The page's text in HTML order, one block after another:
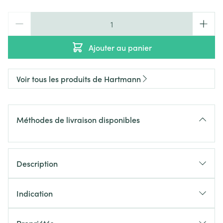
Ajouter au panier
Voir tous les produits de Hartmann
Méthodes de livraison disponibles
Description
Indication